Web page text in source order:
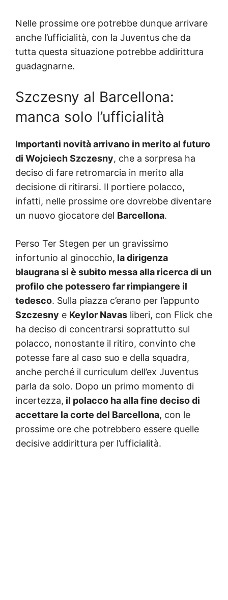
Nelle prossime ore potrebbe dunque arrivare
anche l’ufficialità, con la Juventus che da
tutta questa situazione potrebbe addirittura
guadagnarne.
Szczesny al Barcellona:
manca solo l’ufficialità
Importanti novità arrivano in merito al futuro
di Wojciech Szczesny, che a sorpresa ha
deciso di fare retromarcia in merito alla
decisione di ritirarsi. Il portiere polacco,
infatti, nelle prossime ore dovrebbe diventare
un nuovo giocatore del Barcellona.
Perso Ter Stegen per un gravissimo
infortunio al ginocchio, la dirigenza
blaugrana si è subito messa alla ricerca di un
profilo che potessero far rimpiangere il
tedesco. Sulla piazza c’erano per l’appunto
Szczesny e Keylor Navas liberi, con Flick che
ha deciso di concentrarsi soprattutto sul
polacco, nonostante il ritiro, convinto che
potesse fare al caso suo e della squadra,
anche perché il curriculum dell’ex Juventus
parla da solo. Dopo un primo momento di
incertezza, il polacco ha alla fine deciso di
accettare la corte del Barcellona, con le
prossime ore che potrebbero essere quelle
decisive addirittura per l’ufficialità.